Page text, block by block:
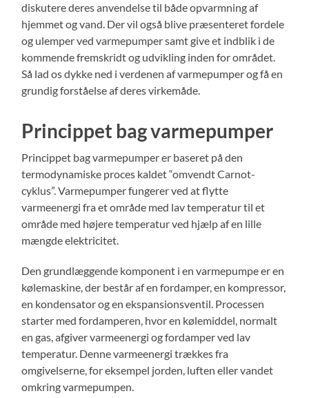
diskutere deres anvendelse til både opvarmning af
hjemmet og vand. Der vil også blive præsenteret fordele
og ulemper ved varmepumper samt give et indblik i de
kommende fremskridt og udvikling inden for området.
Så lad os dykke ned i verdenen af varmepumper og få en
grundig forståelse af deres virkemåde.
Princippet bag varmepumper
Princippet bag varmepumper er baseret på den
termodynamiske proces kaldet “omvendt Carnot-
cyklus”. Varmepumper fungerer ved at flytte
varmeenergi fra et område med lav temperatur til et
område med højere temperatur ved hjælp af en lille
mængde elektricitet.
Den grundlæggende komponent i en varmepumpe er en
kølemaskine, der består af en fordamper, en kompressor,
en kondensator og en ekspansionsventil. Processen
starter med fordamperen, hvor en kølemiddel, normalt
en gas, afgiver varmeenergi og fordamper ved lav
temperatur. Denne varmeenergi trækkes fra
omgivelserne, for eksempel jorden, luften eller vandet
omkring varmepumpen.